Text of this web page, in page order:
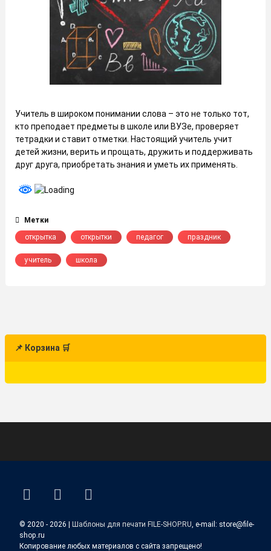
Учитель в широком понимании слова – это не только тот,
кто преподает предметы в школе или ВУЗе, проверяет
тетрадки и ставит отметки. Настоящий учитель учит
детей жизни, верить и прощать, дружить и поддерживать
друг друга, приобретать знания и уметь их применять.
Метки
открытка
открытки педагог праздник
учитель школа
📌 Корзина 🛒
ВКонтакте
YouTube
E-mail
© 2020 - 2026 | Шаблоны для печати FILE-SHOP.RU, e-mail: store@file-
shop.ru
Копирование любых материалов с сайта запрещено!